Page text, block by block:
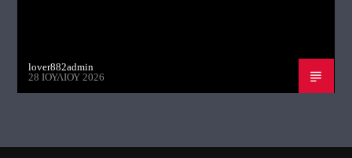
lover882admin
28 ΙΟΥΛΊΟΥ 2026